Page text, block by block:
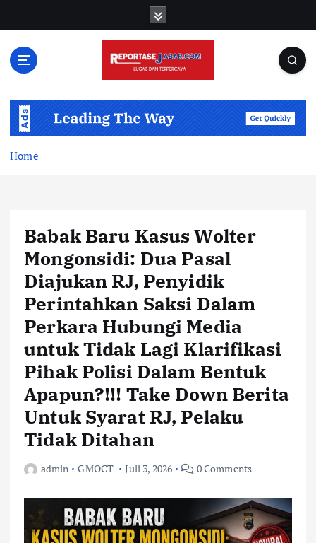
Home
Babak Baru Kasus Wolter
Mongonsidi: Dua Pasal
Diajukan RJ, Penyidik
Perintahkan Saksi Dalam
Perkara Hubungi Media
untuk Tidak Lagi Klarifikasi
Pihak Polisi Dalam Bentuk
Apapun?!!! Take Down Berita
Untuk Syarat RJ, Pelaku
Tidak Ditahan
admin GMOCT Juli 3, 2026 0 Comments